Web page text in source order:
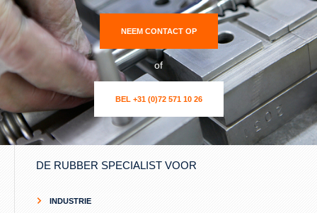
NEEM CONTACT OP
of
BEL +31 (0)72 571 10 26
DE RUBBER SPECIALIST VOOR
INDUSTRIE